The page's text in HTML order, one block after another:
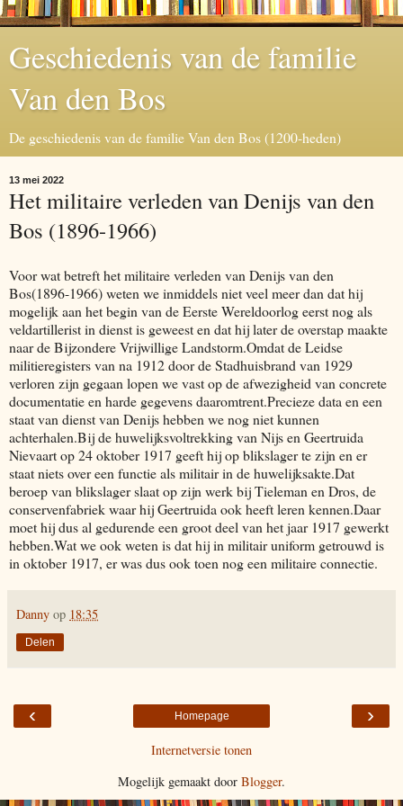
Geschiedenis van de familie
Van den Bos
De geschiedenis van de familie Van den Bos (1200-heden)
13 mei 2022
Het militaire verleden van Denijs van den
Bos (1896-1966)
Voor wat betreft het militaire verleden van Denijs van den
Bos(1896-1966) weten we inmiddels niet veel meer dan dat hij
mogelijk aan het begin van de Eerste Wereldoorlog eerst nog als
veldartillerist in dienst is geweest en dat hij later de overstap maakte
naar de Bijzondere Vrijwillige Landstorm.Omdat de Leidse
militieregisters van na 1912 door de Stadhuisbrand van 1929
verloren zijn gegaan lopen we vast op de afwezigheid van concrete
documentatie en harde gegevens daaromtrent.Precieze data en een
staat van dienst van Denijs hebben we nog niet kunnen
achterhalen.Bij de huwelijksvoltrekking van Nijs en Geertruida
Nievaart op 24 oktober 1917 geeft hij op blikslager te zijn en er
staat niets over een functie als militair in de huwelijksakte.Dat
beroep van blikslager slaat op zijn werk bij Tieleman en Dros, de
conservenfabriek waar hij Geertruida ook heeft leren kennen.Daar
moet hij dus al gedurende een groot deel van het jaar 1917 gewerkt
hebben.Wat we ook weten is dat hij in militair uniform getrouwd is
in oktober 1917, er was dus ook toen nog een militaire connectie.
Danny op 18:35
Delen
‹ ›
Homepage
Internetversie tonen
Mogelijk gemaakt door Blogger.